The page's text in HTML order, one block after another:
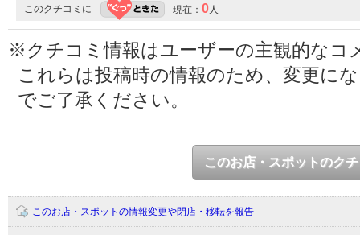
このクチコミに 現在： 0 人
※クチコミ情報はユーザーの主観的なコ
これらは投稿時の情報のため、変更に
でご了承ください。
このお店・スポットのク
このお店・スポットの情報変更や閉店・移転を報告